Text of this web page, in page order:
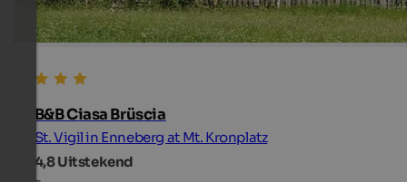
B&B Ciasa Brüscia
St. Vigil in Enneberg at Mt. Kronplatz
4,8Uitstekend